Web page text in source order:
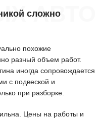
АВТО
сложно
похожие
разный объем работ.
иногда сопровождается
с подвеской и
при разборке.
Цены на работы и